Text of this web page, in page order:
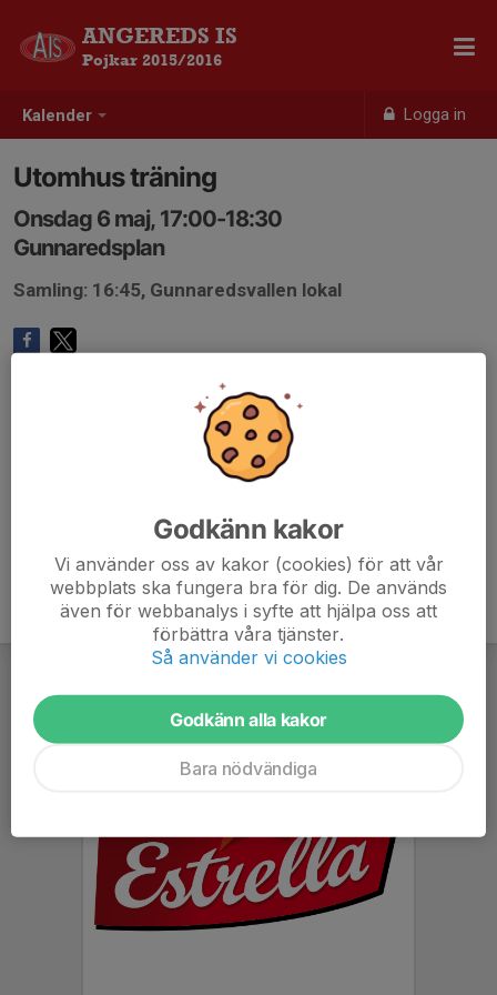
Kalender Logga in
ANGEREDS IS
Pojkar 2015/2016
Utomhus träning
Onsdag 6 maj, 17:00-18:30
Gunnaredsplan
Samling: 16:45, Gunnaredsvallen lokal
Godkänn kakor
Vi använder oss av kakor (cookies) för att vår
webbplats ska fungera bra för dig. De används
även för webbanalys i syfte att hjälpa oss att
förbättra våra tjänster.
Så använder vi cookies
Godkänn alla kakor
Bara nödvändiga